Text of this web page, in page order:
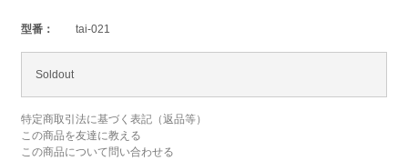
型番： tai-021
Soldout
特定商取引法に基づく表記（返品等）
この商品を友達に教える
この商品について問い合わせる